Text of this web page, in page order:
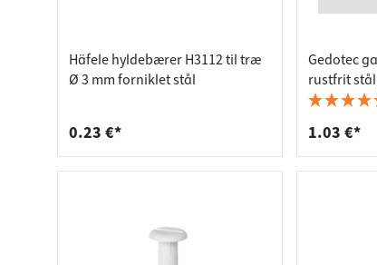
Häfele hyldebærer H3112 til træ
Ø 3 mm forniklet stål
0.23 €*
Gedotec
rustfrit
bæreevne 3
1.03 €*